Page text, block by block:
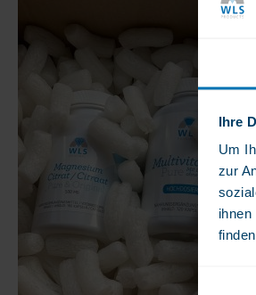
Ihre
Um
zur